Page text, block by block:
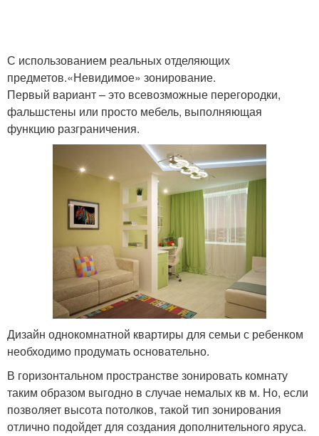
С использованием реальных отделяющих
предметов.«Невидимое» зонирование.
Первый вариант – это всевозможные перегородки,
фальшстены или просто мебель, выполняющая
функцию разграничения.
Дизайн однокомнатной квартиры для семьи с ребенком
необходимо продумать основательно.
В горизонтальном пространстве зонировать комнату
таким образом выгодно в случае немалых кв м. Но, если
позволяет высота потолков, такой тип зонирования
отлично подойдет для создания дополнительного яруса.